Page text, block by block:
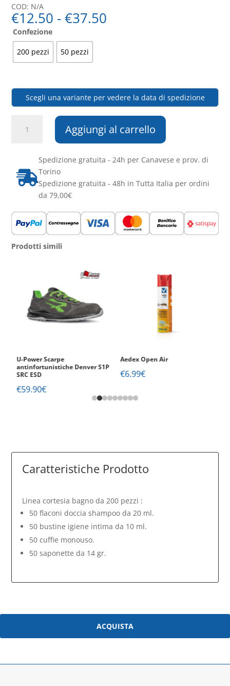
COD: N/A
€12.50 - €37.50
€37.50
Confezione
200 pezzi 50 pezzi
Scegli una variante per vedere la data di spedizione
hotel
Whity
da
200
quantità
Aggiungi al carrello

Spedizione gratuita - 24h per Canavese e prov. di
Torino
Spedizione gratuita - 48h in Tutta Italia per ordini
da 79,00€
Prodotti simili
U-Power Scarpe
antinfortunistiche Denver S1P
SRC ESD
€59.90€
Aedex Open Air
€6.99€
Caratteristiche Prodotto
Linea cortesia bagno da 200 pezzi :
50 flaconi doccia shampoo da 20 ml.
50 bustine igiene intima da 10 ml.
50 cuffie monouso.
50 saponette da 14 gr.
ACQUISTA